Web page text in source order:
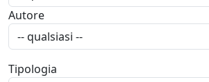
Autore
Tipologia